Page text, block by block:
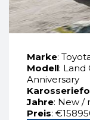
Marke:
Modell: Land
Anniversary
Jahre: New /
Preis: